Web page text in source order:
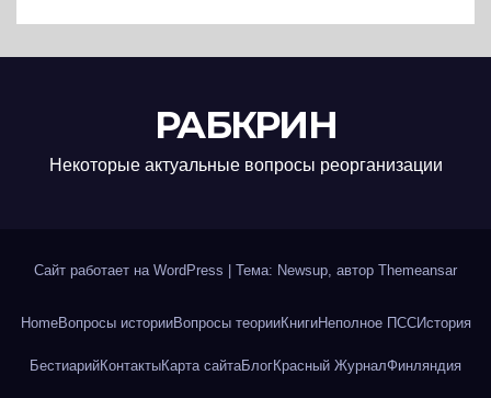
РАБКРИН
Некоторые актуальные вопросы реорганизации
Сайт работает на WordPress | Тема: Newsup, автор Themeansar
HomeВопросы историиВопросы теорииКнигиНеполное ПССИстория
БестиарийКонтактыКарта сайтаБлогКрасный ЖурналФинляндия